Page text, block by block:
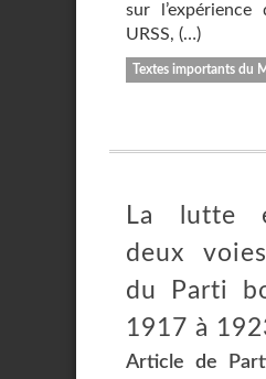
sur
URSS, (…)
Textes importants du
La lutte
deux
du Parti
1917 à
Article de